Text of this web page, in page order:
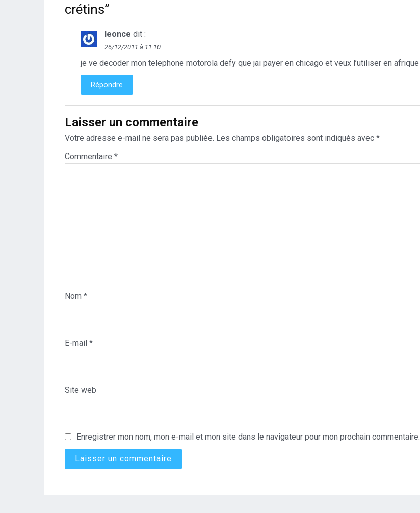
crétins”
leonce dit :
26/12/2011 à 11:10
je ve decoder mon telephone motorola defy que jai payer en chicago et veux l’utiliser en afrique
Répondre
Laisser un commentaire
Votre adresse e-mail ne sera pas publiée. Les champs obligatoires sont indiqués avec *
Commentaire *
Nom *
E-mail *
Site web
Enregistrer mon nom, mon e-mail et mon site dans le navigateur pour mon prochain commentaire.